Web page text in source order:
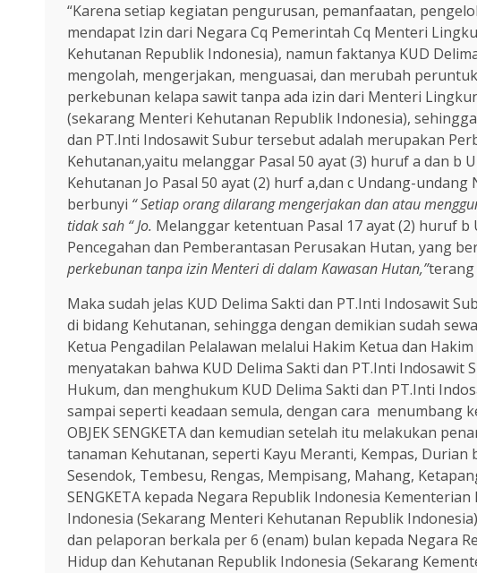
“Karena setiap kegiatan pengurusan, pemanfaatan,
mendapat Izin dari Negara Cq Pemerintah Cq Menteri
Kehutanan Republik Indonesia), namun faktanya KUD
mengolah, mengerjakan, menguasai, dan merubah
perkebunan kelapa sawit tanpa ada izin dari Menteri
(sekarang Menteri Kehutanan Republik Indonesia),
dan PT.Inti Indosawit Subur tersebut adalah merupakan
Kehutanan,yaitu melanggar Pasal 50 ayat (3) huruf a dan b
Kehutanan Jo Pasal 50 ayat (2) hurf a,dan c Undang-
berbunyi “ Setiap orang dilarang mengerjakan dan atau
tidak sah “ Jo. Melanggar ketentuan Pasal 17 ayat (2) huruf
Pencegahan dan Pemberantasan Perusakan Hutan, yang
perkebunan tanpa izin Menteri di dalam Kawasan Hutan,”terang
Maka sudah jelas KUD Delima Sakti dan PT.Inti Indosawit
di bidang Kehutanan, sehingga dengan demikian sudah
Ketua Pengadilan Pelalawan melalui Hakim Ketua dan
menyatakan bahwa KUD Delima Sakti dan PT.Inti
Hukum, dan menghukum KUD Delima Sakti dan PT.Inti
sampai seperti keadaan semula, dengan cara menumbang
OBJEK SENGKETA dan kemudian setelah itu melakukan
tanaman Kehutanan, seperti Kayu Meranti, Kempas,
Sesendok, Tembesu, Rengas, Mempisang, Mahang,
SENGKETA kepada Negara Republik Indonesia
Indonesia (Sekarang Menteri Kehutanan Republik
dan pelaporan berkala per 6 (enam) bulan kepada Negara
Hidup dan Kehutanan Republik Indonesia (Sekarang